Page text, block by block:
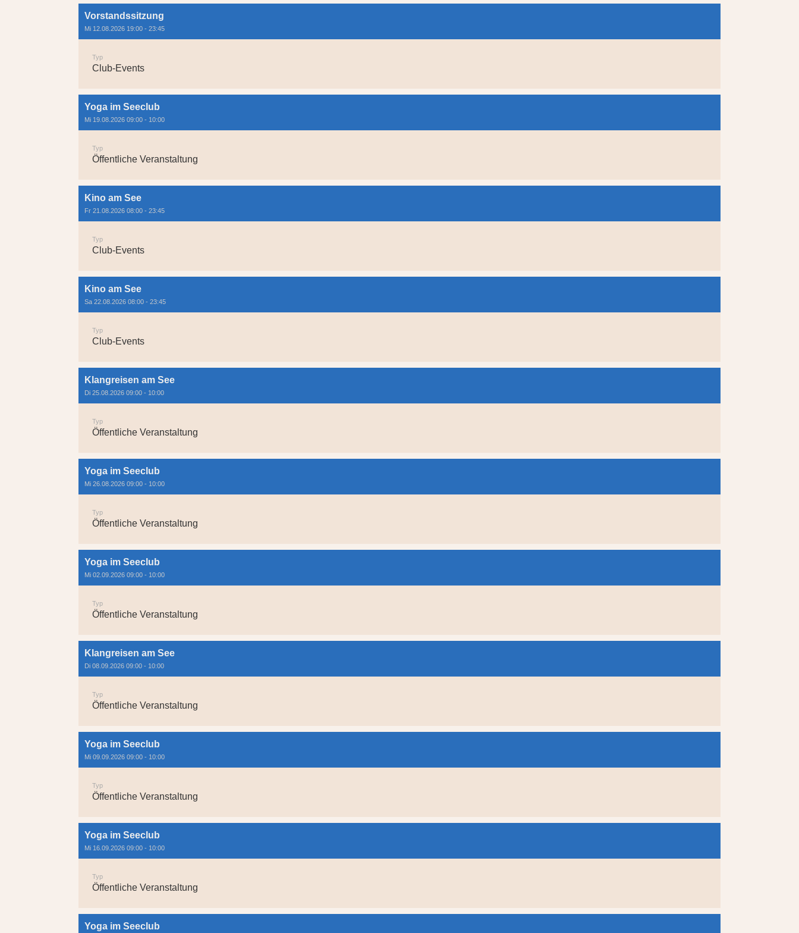
Vorstandssitzung
Mi 12.08.2026 19:00 - 23:45
Typ
Club-Events
Yoga im Seeclub
Mi 19.08.2026 09:00 - 10:00
Typ
Öffentliche Veranstaltung
Kino am See
Fr 21.08.2026 08:00 - 23:45
Typ
Club-Events
Kino am See
Sa 22.08.2026 08:00 - 23:45
Typ
Club-Events
Klangreisen am See
Di 25.08.2026 09:00 - 10:00
Typ
Öffentliche Veranstaltung
Yoga im Seeclub
Mi 26.08.2026 09:00 - 10:00
Typ
Öffentliche Veranstaltung
Yoga im Seeclub
Mi 02.09.2026 09:00 - 10:00
Typ
Öffentliche Veranstaltung
Klangreisen am See
Di 08.09.2026 09:00 - 10:00
Typ
Öffentliche Veranstaltung
Yoga im Seeclub
Mi 09.09.2026 09:00 - 10:00
Typ
Öffentliche Veranstaltung
Yoga im Seeclub
Mi 16.09.2026 09:00 - 10:00
Typ
Öffentliche Veranstaltung
Yoga im Seeclub